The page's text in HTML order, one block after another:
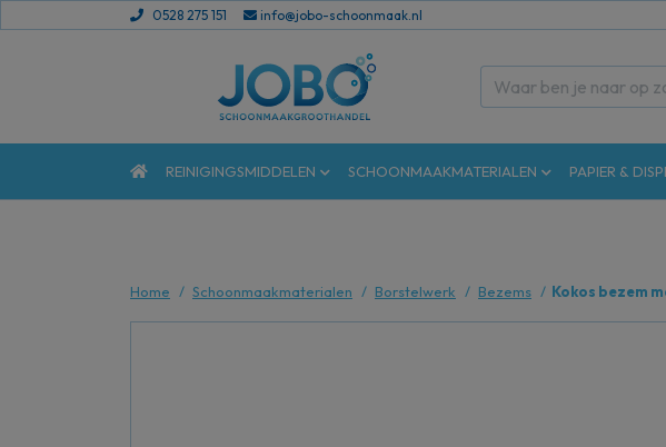
0528 275 151 info@jobo-schoonmaak.nl
REINIGINGSMIDDELEN SCHOONMAAKMATERIALEN PAPIER &
Home Schoonmaakmaterialen Borstelwerk Bezems Kokos bezem